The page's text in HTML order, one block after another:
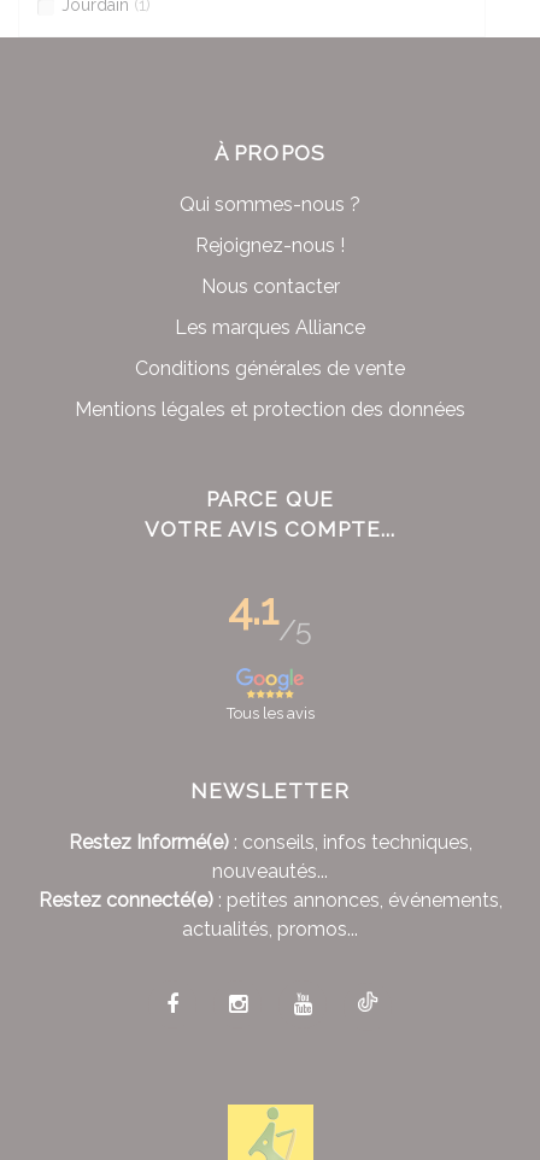
Jourdain (1)
À PROPOS
Qui sommes-nous ?
Rejoignez-nous !
Nous contacter
Les marques Alliance
Conditions générales de vente
Mentions légales et protection des données
PARCE QUE
VOTRE AVIS COMPTE...
4.1/5
Tous les avis
NEWSLETTER
Restez Informé(e): conseils, infos techniques,
nouveautés...
Restez connecté(e): petites annonces, événements,
actualités, promos...